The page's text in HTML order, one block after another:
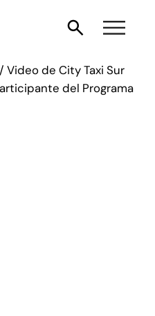
/ Video de City Taxi Sur
del Programa